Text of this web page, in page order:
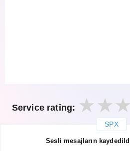
Service rating:
SPX
Sesli mesajların